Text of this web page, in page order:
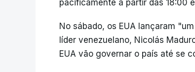
pacificamente a partir das 18:00
No sábado, os EUA lançaram
líder venezuelano, Nicolás
EUA vão governar o país até se